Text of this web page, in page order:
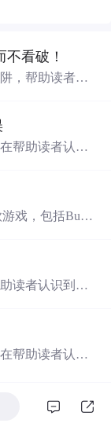
看破！
，帮助读者认
帮助读者认识
戏，包括Bubb
读者认识到这
帮助读者认识